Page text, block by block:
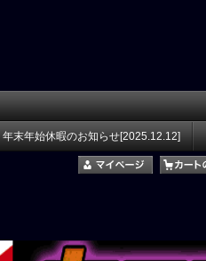
年末年始休暇のお知らせ[2025.12.12]